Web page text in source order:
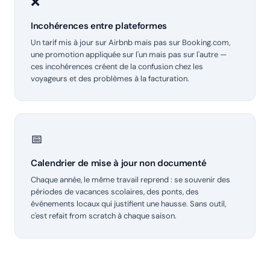
Incohérences entre plateformes
Un tarif mis à jour sur Airbnb mais pas sur Booking.com,
une promotion appliquée sur l'un mais pas sur l'autre —
ces incohérences créent de la confusion chez les
voyageurs et des problèmes à la facturation.
📅
Calendrier de mise à jour non documenté
Chaque année, le même travail reprend : se souvenir des
périodes de vacances scolaires, des ponts, des
événements locaux qui justifient une hausse. Sans outil,
c'est refait from scratch à chaque saison.